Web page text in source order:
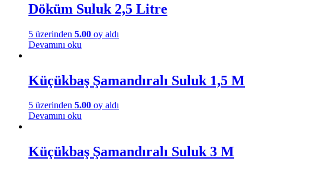
Döküm Suluk 2,5 Litre
5 üzerinden 5.00 oy aldı
Devamını oku
Küçükbaş Şamandıralı Suluk 1,5 M
5 üzerinden 5.00 oy aldı
Devamını oku
Küçükbaş Şamandıralı Suluk 3 M